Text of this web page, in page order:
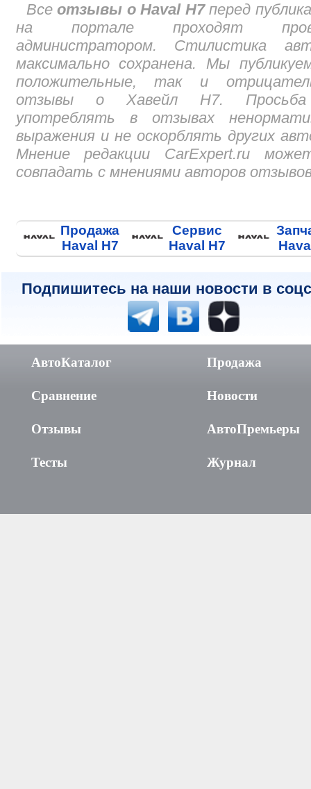
Все отзывы о Haval H7перед
на портале проходят
администратором. Стилистика
максимально сохранена. Мы
положительные, так и
отзывы о Хавейл Н7.
употреблять в отзывах
выражения и не оскорблять других
Мнение редакции CarExpert.ru
совпадать с мнениями авторов
Продажа
Haval H7
Сервис
Haval H7
Подпишитесь на наши новости в
АвтоКаталог
Сравнение
Отзывы
Тесты
Продажа
Новости
АвтоПремьеры
Журнал